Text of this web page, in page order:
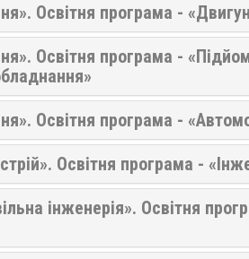
Освітня програма -
Освітня програма -
Освітня програма -
Освітня програма -
інженерія». Освітня